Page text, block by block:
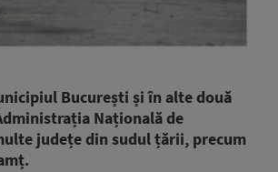
București și în alte două
Națională de
județe din sudul țării, precum